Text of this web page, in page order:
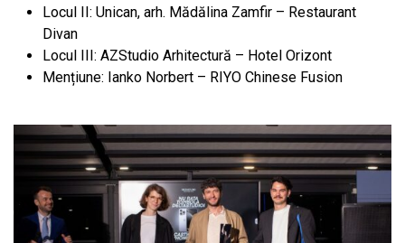
Locul II: Unican, arh. Mădălina Zamfir – Restaurant
Divan
Locul III: AZStudio Arhitectură – Hotel Orizont
Mențiune: Ianko Norbert – RIYO Chinese Fusion